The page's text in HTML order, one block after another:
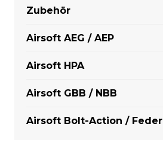
Zubehör
Airsoft AEG / AEP
Airsoft HPA
Airsoft GBB / NBB
Airsoft Bolt-Action / Feder